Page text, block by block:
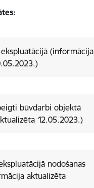
(informācija
būvdarbi objektā
12.05.2023.)
nodošanas
aktualizēta